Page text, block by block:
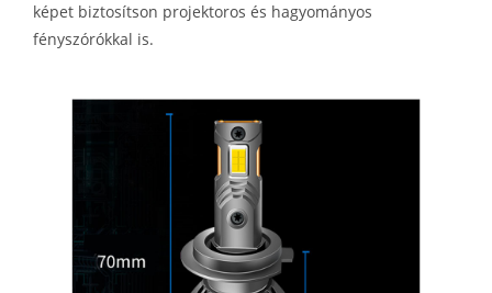
képet biztosítson projektoros és hagyományos
fényszórókkal is.